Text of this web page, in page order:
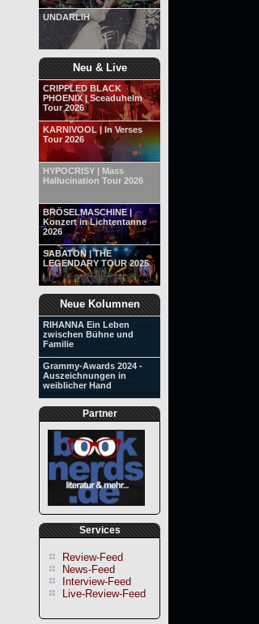
UNDARLIH
Neu & Live
CRIPPLED BLACK
PHOENIX | Sceaduhelm
Tour 2026
KARNIVOOL | In Verses
Tour 2026
HYPOCRISY | Mass
Hallucination Tour 2026
BRÖSELMASCHINE |
Konzert in Lichtentanne
2026
SABATON | THE
LEGENDARY TOUR 2025
Neue Kolumnen
RIHANNA Ein Leben
zwischen Bühne und
Familie
Grammy-Awards 2024 -
Auszeichnungen in
weiblicher Hand
Partner
Services
Review-Feed
News-Feed
Interview-Feed
Live-Review-Feed